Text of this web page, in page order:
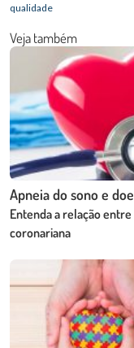
qualidade
Veja também
Apneia do sono e
Entenda a relação
coronariana